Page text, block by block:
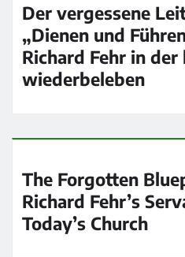
Der vergessene
„Dienen und
Richard Fehr in
wiederbeleben
The Forgotten
Richard Fehr’s
Today’s Church